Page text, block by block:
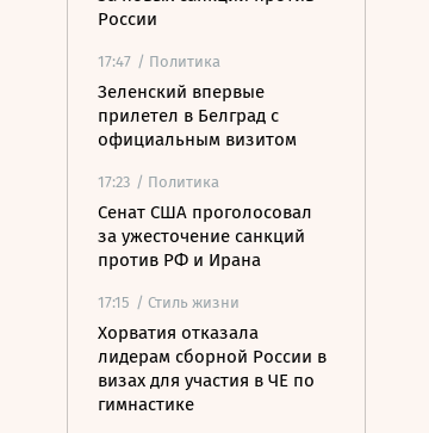
России
17:47 / Политика
Зеленский впервые
прилетел в Белград с
официальным визитом
17:23 / Политика
Сенат США проголосовал
за ужесточение санкций
против РФ и Ирана
17:15 / Стиль жизни
Хорватия отказала
лидерам сборной России в
визах для участия в ЧЕ по
гимнастике